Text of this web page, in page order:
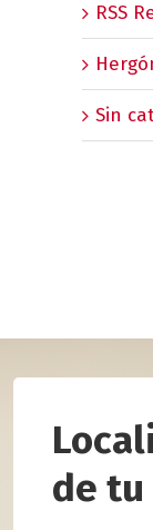
RSS
Sin
de